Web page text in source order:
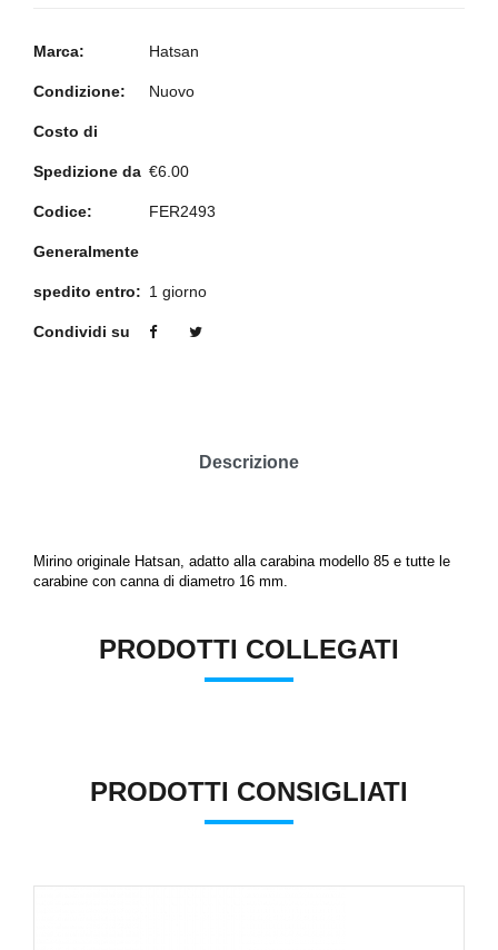
Marca: Hatsan
Condizione: Nuovo
Costo di
Spedizione da €6.00
Codice: FER2493
Generalmente
spedito entro: 1 giorno
Condividi su
Descrizione
Mirino originale Hatsan, adatto alla carabina modello 85 e tutte le
carabine con canna di diametro 16 mm.
PRODOTTI COLLEGATI
PRODOTTI CONSIGLIATI